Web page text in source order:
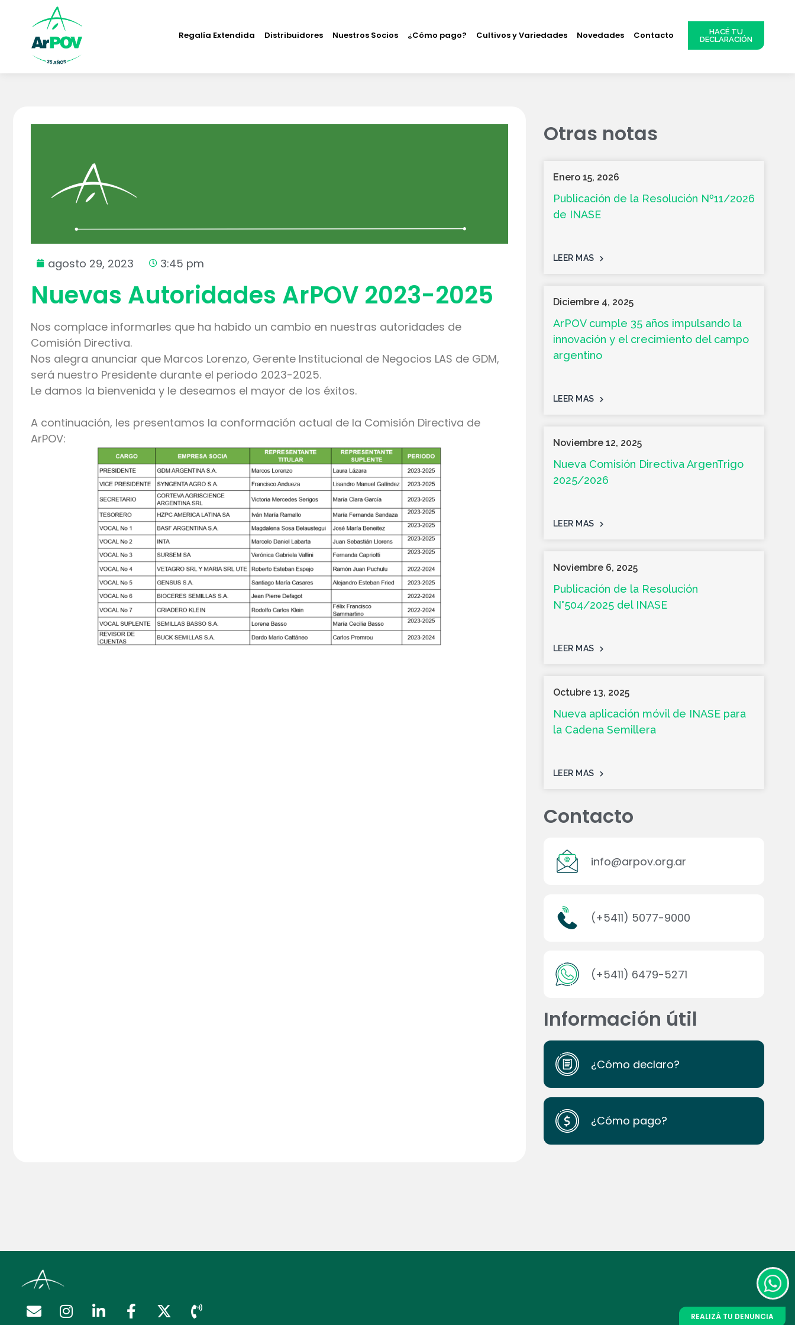
Regalía Extendida Distribuidores Nuestros Socios ¿Cómo pago? Cultivos y Variedades Novedades Contacto
HACÉ TU
DECLARACIÓN
agosto 29, 2023 3:45 pm
Nuevas Autoridades ArPOV 2023-2025
Nos complace informarles que ha habido un cambio en nuestras autoridades de
Comisión Directiva.
Nos alegra anunciar que Marcos Lorenzo, Gerente Institucional de Negocios LAS de GDM,
será nuestro Presidente durante el periodo 2023-2025.
Le damos la bienvenida y le deseamos el mayor de los éxitos.
A continuación, les presentamos la conformación actual de la Comisión Directiva de
ArPOV:
Otras notas
Enero 15, 2026
Publicación de la Resolución Nº11/2026
de INASE
LEER MAS
Diciembre 4, 2025
ArPOV cumple 35 años impulsando la
innovación y el crecimiento del campo
argentino
LEER MAS
Noviembre 12, 2025
Nueva Comisión Directiva ArgenTrigo
2025/2026
LEER MAS
Noviembre 6, 2025
Publicación de la Resolución
N°504/2025 del INASE
LEER MAS
Octubre 13, 2025
Nueva aplicación móvil de INASE para
la Cadena Semillera
LEER MAS
Contacto
info@arpov.org.ar
(+5411) 5077-9000
(+5411) 6479-5271
Información útil
¿Cómo declaro?
¿Cómo pago?
REALIZÁ TU DENUNCIA